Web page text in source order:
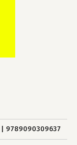
9789090309637